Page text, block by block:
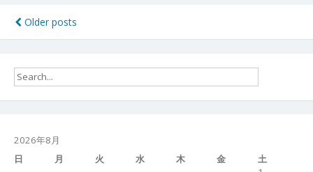
８
投
稿
ナ
ビ
ー
シ
Older posts
2026年8月
日
月 火 水 木 金
土